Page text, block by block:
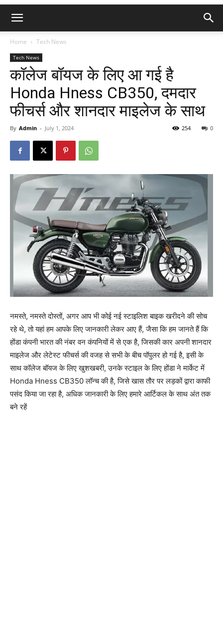
Home Tech News
Tech News
कॉलेज बॉयज के लिए आ गई है
Honda Hness CB350, दमदार
फीचर्स और शानदार माइलेज के साथ
By Admin - July 1, 2024 0
254
नमस्ते, नमस्ते दोस्तों, अगर आप भी कोई नई स्टाइलिश बाइक खरीदने की सोच
रहे थे, तो यहां हम आपके लिए जानकारी लेकर आए हैं, जैसा कि हम जानते हैं कि
होंडा कंपनी भारत की नंबर वन कंपनियों में से एक है, जिसकी कार अपनी शानदार
माइलेज और लेटेस्ट फीचर्स की वजह से सभी के बीच पॉपुलर हो गई है, इसी के
साथ कॉलेज बॉयज के लिए खुशखबरी, उनके स्टाइल के लिए होंडा ने मार्केट में
Honda Hness CB350 लॉन्च की है, जिसे खास तौर पर लड़कों द्वारा काफी
पसंद किया जा रहा है, अधिक जानकारी के लिए हमारे आर्टिकल के साथ अंत तक
बने रहें